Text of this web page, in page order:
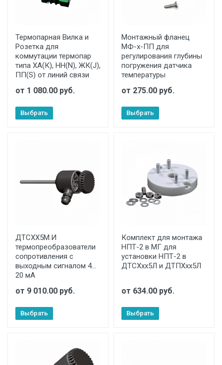
Термопарная Вилка и
Розетка для
коммутации термопар
типа ХА(К), НН(N), ЖК(J),
ПП(S) от линий связи
от 1 080.00 руб.
Выбрать
Монтажный фланец
МФ-х-ПП для
регулирования глубины
погружения датчика
температуры
от 275.00 руб.
Выбрать
ДТСХХ5М.И
термопреобразователи
сопротивления с
выходным сигналом 4…
20 мА
от 9 010.00 руб.
Выбрать
Комплект для монтажа
НПТ-2 в МГ для
установки НПТ-2 в
ДТСХхх5Л и ДТПХхх5Л
от 634.00 руб.
Выбрать